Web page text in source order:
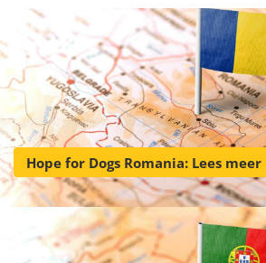
Hope for Dogs Romania: Lees meer